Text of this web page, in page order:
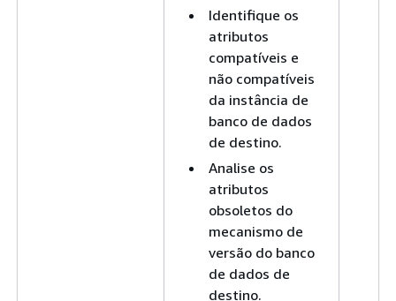
Identifique os
atributos
compatíveis e
não compatíveis
da instância de
banco de dados
de destino.
Analise os
atributos
obsoletos do
mecanismo de
versão do banco
de dados de
destino.